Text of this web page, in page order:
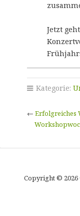
Jetzt
Kategorie:
← Erfolgreiches
Copyright © 2026